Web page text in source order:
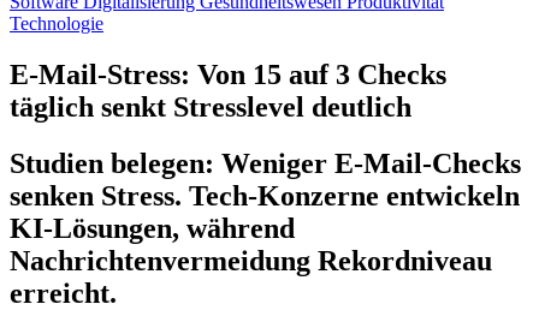
Technologie
E-Mail-Stress: Von 15 auf 3 Checks
täglich senkt Stresslevel deutlich
Studien belegen: Weniger E-Mail-Checks
senken Stress. Tech-Konzerne entwickeln
KI-Lösungen, während
Nachrichtenvermeidung Rekordniveau
erreicht.